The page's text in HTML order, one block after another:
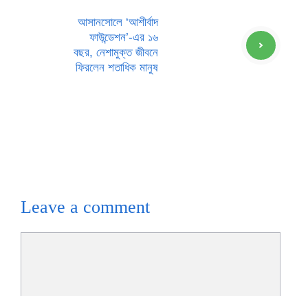
আসানসোলে ‘আশীর্বাদ
ফাউন্ডেশন’-এর ১৬
বছর, নেশামুক্ত জীবনে
ফিরলেন শতাধিক মানুষ
Leave a comment